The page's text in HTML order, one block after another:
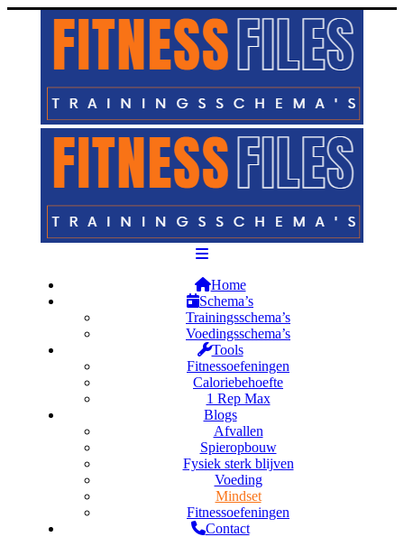
Home
Schema’s
Trainingsschema’s
Voedingsschema’s
Tools
Fitnessoefeningen
Caloriebehoefte
1 Rep Max
Blogs
Afvallen
Spieropbouw
Fysiek sterk blijven
Voeding
Mindset
Fitnessoefeningen
Contact